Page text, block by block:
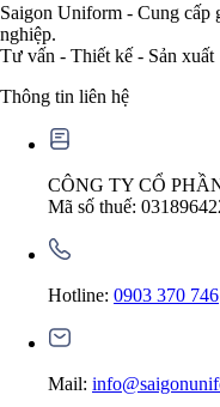
Saigon Uniform - Cung cấp
nghiệp.
Tư vấn - Thiết kế - Sản xuất
Thông tin liên hệ
CÔNG TY CỔ
Mã số thuế:
Hotline: 0903 370 746
Mail: